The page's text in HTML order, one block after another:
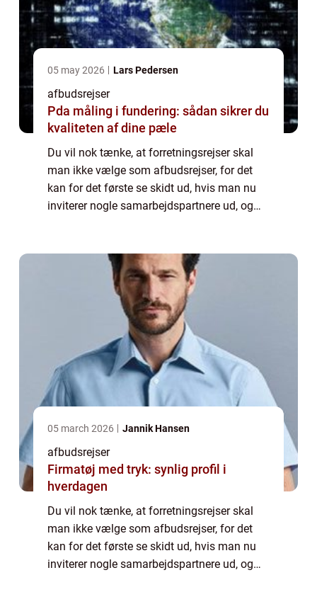
05 may 2026 Lars Pedersen
afbudsrejser
Pda måling i fundering: sådan sikrer du
kvaliteten af dine pæle
Du vil nok tænke, at forretningsrejser skal
man ikke vælge som afbudsrejser, for det
kan for det første se skidt ud, hvis man nu
inviterer nogle samarbejdspartnere ud, og
05 march 2026 Jannik Hansen
afbudsrejser
Firmatøj med tryk: synlig profil i
hverdagen
Du vil nok tænke, at forretningsrejser skal
man ikke vælge som afbudsrejser, for det
kan for det første se skidt ud, hvis man nu
inviterer nogle samarbejdspartnere ud, og